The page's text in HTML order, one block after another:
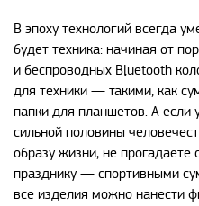
В эпоху технологий всегда
будет техника: начиная от
и беспроводных Bluetooth
для техники — такими, как
папки для планшетов. А если
сильной половины
образу жизни, не
празднику — спортивными
все изделия можно нанести